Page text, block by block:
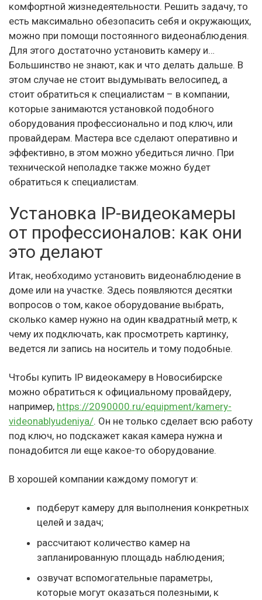
комфортной жизнедеятельности. Решить задачу, то
есть максимально обезопасить себя и окружающих,
можно при помощи постоянного видеонаблюдения.
Для этого достаточно установить камеру и…
Большинство не знают, как и что делать дальше. В
этом случае не стоит выдумывать велосипед, а
стоит обратиться к специалистам – в компании,
которые занимаются установкой подобного
оборудования профессионально и под ключ, или
провайдерам. Мастера все сделают оперативно и
эффективно, в этом можно убедиться лично. При
технической неполадке также можно будет
обратиться к специалистам.
Установка IP-видеокамеры
от профессионалов: как они
это делают
Итак, необходимо установить видеонаблюдение в
доме или на участке. Здесь появляются десятки
вопросов о том, какое оборудование выбрать,
сколько камер нужно на один квадратный метр, к
чему их подключать, как просмотреть картинку,
ведется ли запись на носитель и тому подобные.
Чтобы купить IP видеокамеру в Новосибирске
можно обратиться к официальному провайдеру,
например, https://2090000.ru/equipment/kamery-
videonablyudeniya/. Он не только сделает всю работу
под ключ, но подскажет какая камера нужна и
понадобится ли еще какое-то оборудование.
В хорошей компании каждому помогут и:
подберут камеру для выполнения конкретных
целей и задач;
рассчитают количество камер на
запланированную площадь наблюдения;
озвучат вспомогательные параметры,
которые могут оказаться полезными, к